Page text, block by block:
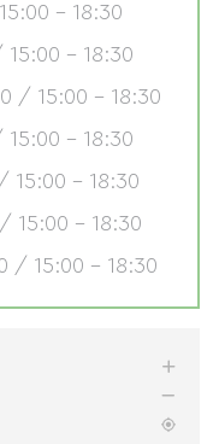
- 18:30
- 18:30
/ 15:00 - 18:30
- 18:30
15:00 - 18:30
15:00 - 18:30
/ 15:00 - 18:30